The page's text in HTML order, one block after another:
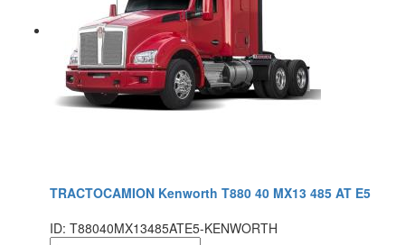
TRACTOCAMION Kenworth T880 40 MX13 485 AT E5
ID: T88040MX13485ATE5-KENWORTH